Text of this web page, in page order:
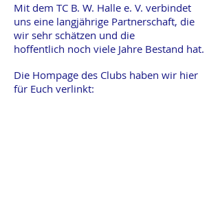
Mit dem TC B. W. Halle e. V. verbindet
uns eine langjährige Partnerschaft, die
wir sehr schätzen und die
hoffentlich noch viele Jahre Bestand hat.
Die Hompage des Clubs haben wir hier
für Euch verlinkt: